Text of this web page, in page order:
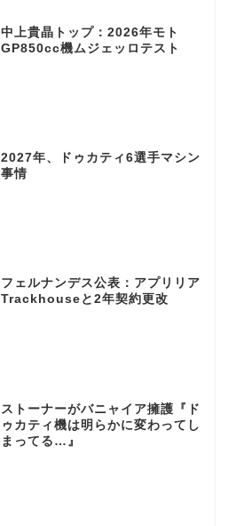
中上貴晶トップ：2026年モト
GP850cc機ムジェッロテスト
2027年、ドゥカティ6選手マシン
事情
フェルナンデス公表：アプリリア
Trackhouseと2年契約更改
ストーナーがバニャイア擁護『ド
ゥカティ機は明らかに変わってし
まってる…』